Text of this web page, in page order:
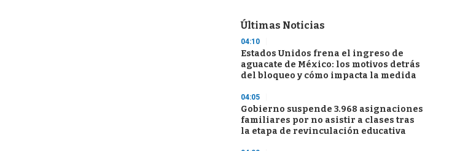
Últimas Noticias
04:10
Estados Unidos frena el ingreso de
aguacate de México: los motivos detrás
del bloqueo y cómo impacta la medida
04:05
Gobierno suspende 3.968 asignaciones
familiares por no asistir a clases tras
la etapa de revinculación educativa